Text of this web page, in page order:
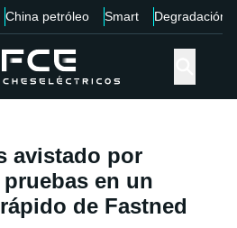
China petróleo Smart Degradación
avistado por
en un
de Fastned